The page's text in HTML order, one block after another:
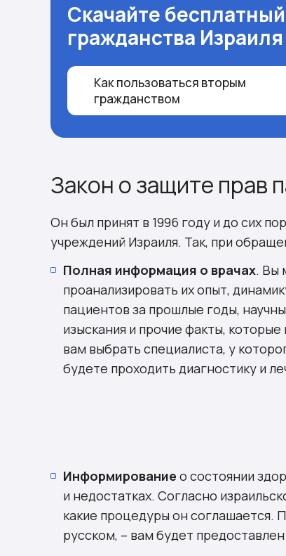
Скачайте
гражданства Израиля
Как пользоваться вторым
гражданством
Закон о защите прав
Он был принят в 1996 году и до сих
учреждений Израиля. Так, при
Полная информация о врачах. Вы
проанализировать их опыт,
пациентов за прошлые годы,
изыскания и прочие факты, которые
вам выбрать специалиста, у
будете проходить диагностику и
Информирование о состоянии
и недостатках. Согласно
какие процедуры он соглашается.
русском, – вам будет